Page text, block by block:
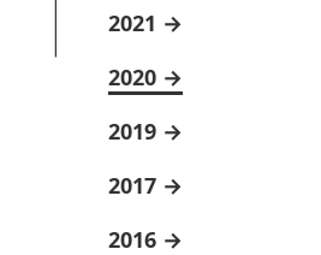
2021
2020
2019
2017
2016